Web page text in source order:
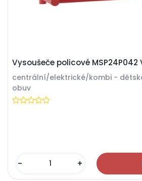
Vysoušeče policové MSP24P042
centrální/elektrické/kombi -
obuv
- +